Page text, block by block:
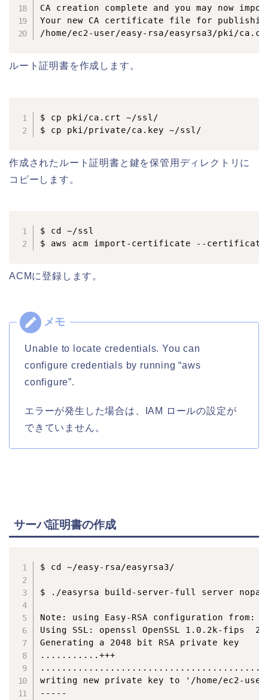
CA creation complete and you may now
Your new CA certificate file for
ルート証明書を作成します。
$ cp pki/ca.crt ~/ssl/
$ cp pki/private/ca.key ~/ssl/
作成されたルート証明書と鍵を保管用ディレクトリに
コピーします。
$ cd ~/ssl
$ aws acm import-certificate --
ACMに登録します。
Unable to locate credentials. You can
configure credentials by running “aws
configure”.
エラーが発生した場合は、IAM ロールの設定が
できていません。
サーバ証明書の作成
$ cd ~/easy-rsa/easyrsa3/
$ ./easyrsa build-server-full server
Note: using Easy-RSA configuration from: /
Using SSL: openssl OpenSSL 1.0.2k-fips  26
Generating a 2048 bit RSA private key
...........+++
writing new private key to '/home/ec2-user/
-----